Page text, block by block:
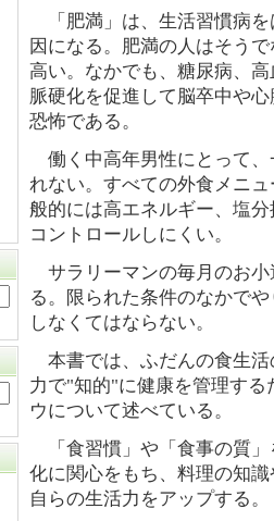
「肥満」は、生活習慣病を
因になる。肥満の人はそう
高い。なかでも、糖尿病、
脈硬化を促進して脳卒中や
恐怖である。
働く中高年男性にとって、
れない。すべての外食メニ
般的には高エネルギー、塩
コントロールしにくい。
サラリーマンの毎月のお小
る。限られた条件のなかで
しなくてはならない。
本書では、ふだんの食生活
力で"知的"に健康を管理す
ウについて述べている。
「食習慣」や「食事の質」
化に関心をもち、料理の知
自らの生活力をアップする。